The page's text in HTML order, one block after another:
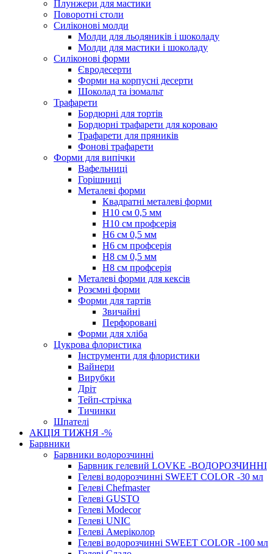
Плунжери для мастики
Поворотні столи
Силіконові молди
Молди для льодяників і шоколаду
Молди для мастики і шоколаду
Силіконові форми
Євродесерти
Форми на корпусні десерти
Шоколад та ізомальт
Трафарети
Бордюрні для тортів
Бордюрні трафарети для короваю
Трафарети для пряників
Фонові трафарети
Форми для випічки
Вафельниці
Горішниці
Металеві форми
Квадратні металеві форми
Н10 см 0,5 мм
Н10 см профсерія
Н6 см 0,5 мм
Н6 см профсерія
Н8 см 0,5 мм
Н8 см профсерія
Металеві форми для кексів
Розємні форми
Форми для тартів
Звичайні
Перфоровані
Форми для хліба
Цукрова флористика
Інструменти для флористики
Вайнери
Вирубки
Дріт
Тейп-стрічка
Тичинки
Шпателі
АКЦІЯ ТИЖНЯ -%
Барвники
Барвники водорозчинні
Барвник гелевий LOVKE -ВОДОРОЗЧИННІ
Гелеві водорозчинні SWEET COLOR -30 мл
Гелеві Chefmaster
Гелеві GUSTO
Гелеві Modecor
Гелеві UNIC
Гелеві Амеріколор
Гелеві водорозчинні SWEET COLOR -100 мл